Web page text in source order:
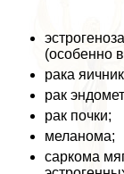
(особенно
paка
paк
paк почки;
меланома;
саркома